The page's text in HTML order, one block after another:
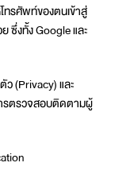
ทรศัพท์ของตนเข้าสู่
ซึ่งทั้ง Google และ
(Privacy) และ
รตรวจสอบติดตามผู้